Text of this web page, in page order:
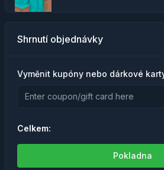
Shrnutí objednávky
Vyměnit kupóny nebo dárkové
Celkem:
Pokladna